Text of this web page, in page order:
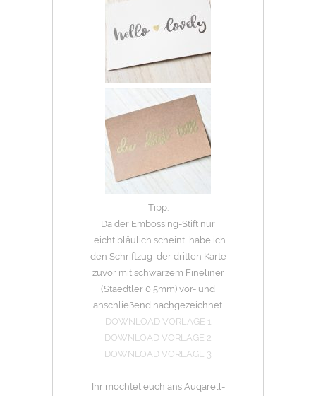
Tipp:
Da der Embossing-Stift nur
leicht bläulich scheint, habe ich
den Schriftzug der dritten Karte
zuvor mit schwarzem Fineliner
(Staedtler 0,5mm) vor- und
anschließend nachgezeichnet.
DOWNLOAD VORLAGE 1
DOWNLOAD VORLAGE 2
DOWNLOAD VORLAGE 3
Ihr möchtet euch ans Auqarell-